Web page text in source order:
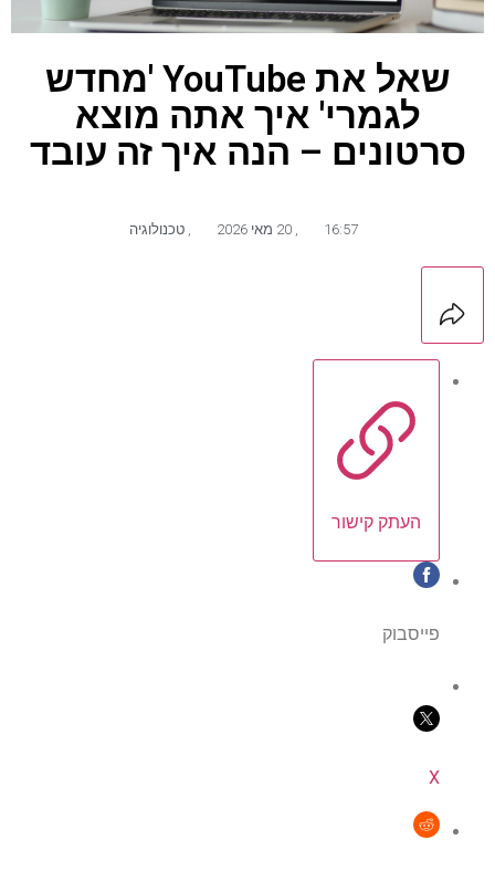
שאל את YouTube 'מחדש
לגמרי' איך אתה מוצא
סרטונים – הנה איך זה עובד
16:57 20 מאי 2026 טכנולוגיה
העתק קישור
פייסבוק
X